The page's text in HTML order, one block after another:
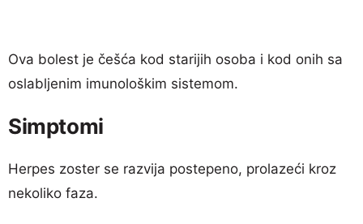
Ova bolest je češća kod starijih osoba i kod onih sa
oslabljenim imunološkim sistemom.
Simptomi
Herpes zoster se razvija postepeno, prolazeći kroz
nekoliko faza.